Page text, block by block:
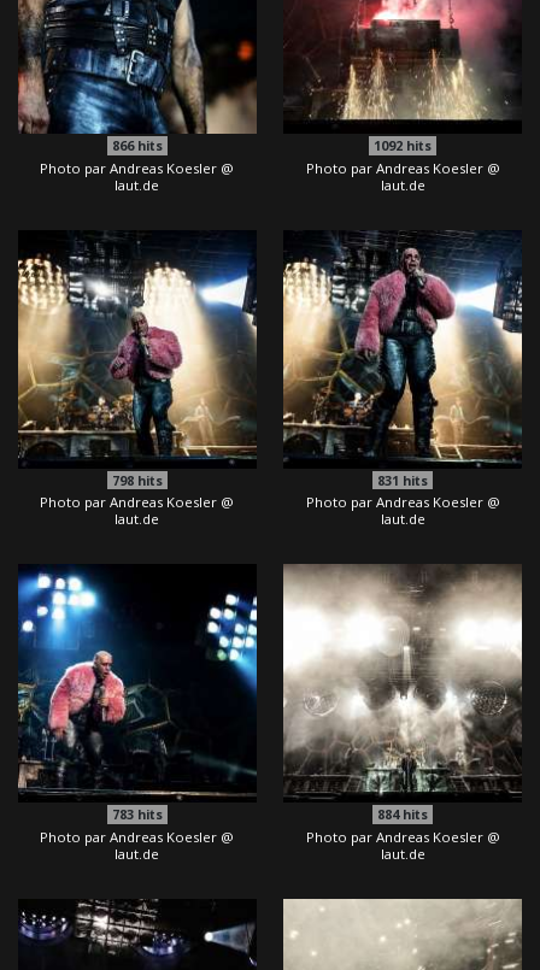
866hits
Photo par Andreas Koesler @
laut.de
1092 hits
Photo par Andreas Koesler @
laut.de
798hits
Photo par Andreas Koesler @
laut.de
831 hits
Photo par Andreas Koesler @
laut.de
783hits
Photo par Andreas Koesler @
laut.de
884hits
Photo par Andreas Koesler @
laut.de